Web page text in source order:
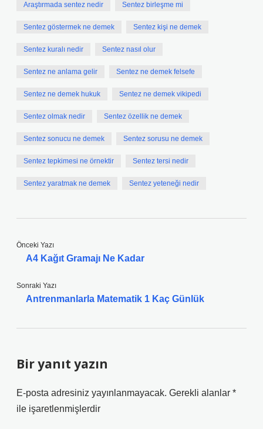
Araştırmada sentez nedir Sentez birleşme mi
Sentez göstermek ne demek Sentez kişi ne demek
Sentez kuralı nedir Sentez nasıl olur
Sentez ne anlama gelir Sentez ne demek felsefe
Sentez ne demek hukuk Sentez ne demek vikipedi
Sentez olmak nedir Sentez özellik ne demek
Sentez sonucu ne demek Sentez sorusu ne demek
Sentez tepkimesi ne örnektir Sentez tersi nedir
Sentez yaratmak ne demek Sentez yeteneği nedir
Önceki Yazı
A4 Kağıt Gramajı Ne Kadar
Sonraki Yazı
Antrenmanlarla Matematik 1 Kaç Günlük
Bir yanıt yazın
E-posta adresiniz yayınlanmayacak. Gerekli alanlar *
ile işaretlenmişlerdir